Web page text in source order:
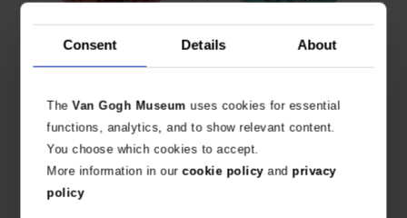
Consent Details About
TheVan Gogh Museum uses cookies for essential
functions, analytics, and to show relevant content.
You choose which cookies to accept.
More information in ourcookie policyand privacy
policy